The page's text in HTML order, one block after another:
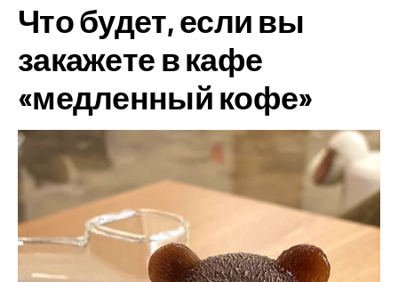
Что будет, если вы
закажете в кафе
«медленный кофе»